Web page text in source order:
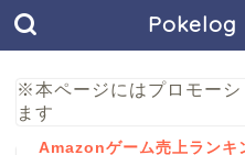
Pokelog
※本ページにはプロモーシ
ます
Amazonゲーム売上ランキ